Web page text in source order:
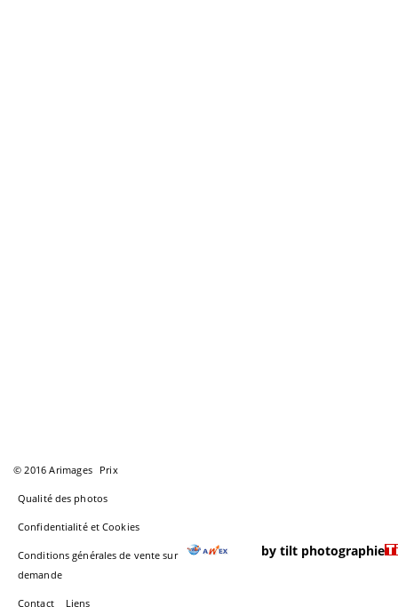
© 2016 Arimages Prix
Qualité des photos
Confidentialité et Cookies
Conditions générales de vente sur
demande
Contact Liens
by tilt photographie